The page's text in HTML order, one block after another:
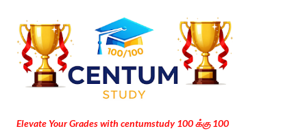
Skip to main content
Elevate Your Grades with centumstudy 100 க்கு 100